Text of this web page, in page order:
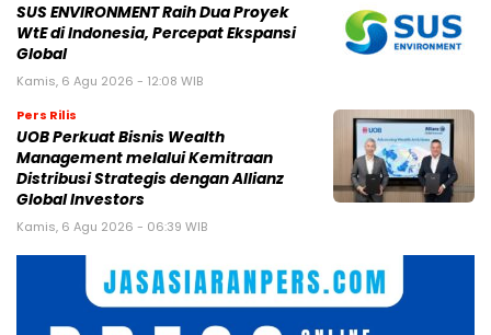
SUS ENVIRONMENT Raih Dua Proyek
WtE di Indonesia, Percepat Ekspansi
Global
Kamis, 6 Agu 2026 - 12:08 WIB
Pers Rilis
UOB Perkuat Bisnis Wealth
Management melalui Kemitraan
Distribusi Strategis dengan Allianz
Global Investors
Kamis, 6 Agu 2026 - 06:39 WIB